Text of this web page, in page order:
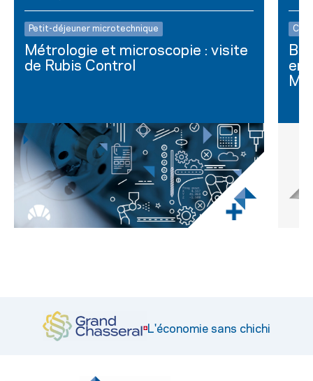
Petit-déjeuner microtechnique
Métrologie et microscopie : visite
de Rubis Control
L'économie sans chichi